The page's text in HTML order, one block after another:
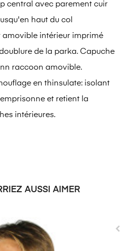
central avec parement cuir
haut du col
intérieur imprimé
de la parka. Capuche
raccoon amovible.
en thinsulate: isolant
et retient la
intérieures.
AUSSI AIMER